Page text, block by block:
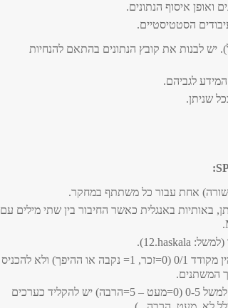
ואופן איסוף הנתונים.
הסטטיסטיים.
יש לבנות את קובץ הנתונים בהתאם להנחיות
המידע לגביהם.
שניתן.
:
אחת עבור כל משתתף במחקר.
באותיות באנגלית כאשר החיבור בין שתי מילים עם
.
(למשל: 12.haskala
).
יש לקודד את התשובות - למשל: מין מקודד 0/1 (0=זכר, 1= נקבה או ההיפך) ולא להכניס
המשתנים.
במשתנים אשר נמדדים בסקאלה, למשל 0-5 (0=מעט – 5=הרבה) יש להקליד כערכים